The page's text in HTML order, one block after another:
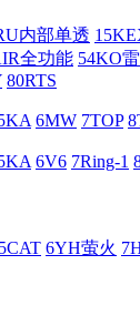
内部单透
全功能 54KO
80RTS
6MW 7TOP
6V6 7Ring-1
5CAT 6YH萤火